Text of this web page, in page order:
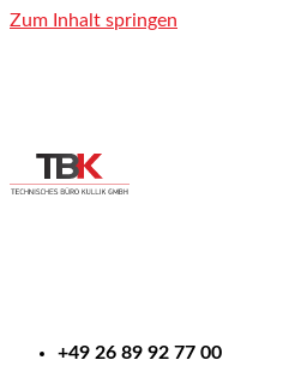
Zum Inhalt springen
+49 26 89 92 77 00